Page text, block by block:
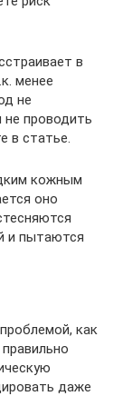
в
менее
не
проводить
в статье.
кожным
оно
и пытаются
как
даже